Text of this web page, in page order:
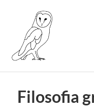
Filosofia